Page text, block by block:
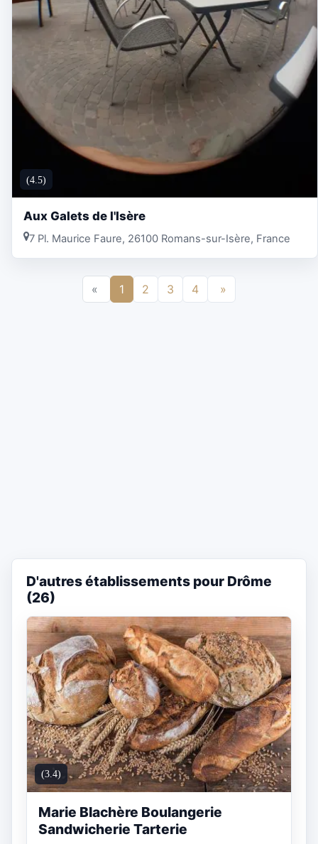
(4.5)
Aux Galets de l'Isère
7 Pl. Maurice Faure, 26100 Romans-sur-Isère, France
« 1 2 3 4 »
D'autres établissements pour Drôme
(26)
(3.4)
Marie Blachère Boulangerie
Sandwicherie Tarterie